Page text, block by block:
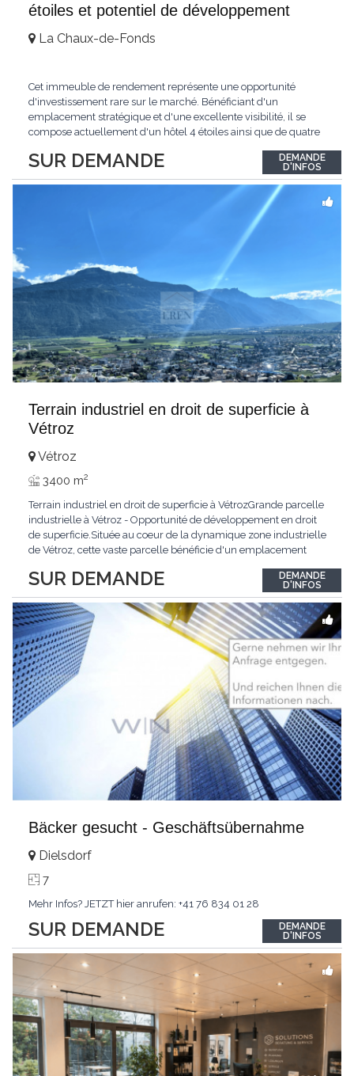
étoiles et potentiel de développement
SUR DEMANDE
La Chaux-de-Fonds
Cet immeuble de rendement représente une opportunité
d'investissement rare sur le marché. Bénéficiant d'un
emplacement stratégique et d'une excellente visibilité, il se
compose actuellement d'un hôtel 4 étoiles ainsi que de quatre
vitrines sur rue.L'hôtel génère un chiffre d'affaires stable et est
exploité par une équipe professionnelle...
DEMANDE
D'INFOS
Terrain industriel en droit de superficie à
Vétroz
SUR DEMANDE
Vétroz
3400 m2
Terrain industriel en droit de superficie à VétrozGrande parcelle
industrielle à Vétroz - Opportunité de développement en droit
de superficie.Située au coeur de la dynamique zone industrielle
de Vétroz, cette vaste parcelle bénéficie d'un emplacement
développement d'un projet immobilier à vocation industrielle,
artisanale, logistique ou...
DEMANDE
D'INFOS
Bäcker gesucht - Geschäftsübernahme
SUR DEMANDE
Dielsdorf
7
Mehr Infos? JETZT hier anrufen: +41 76 834 01 28
DEMANDE
D'INFOS